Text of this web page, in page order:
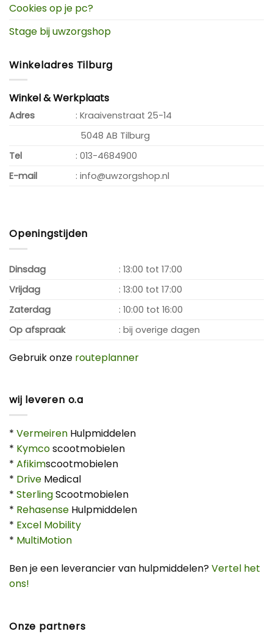
Cookies op je pc?
Stage bij uwzorgshop
Winkeladres Tilburg
Winkel & Werkplaats
Adres
: Kraaivenstraat 25-14
5048 AB Tilburg
Tel
: 013-4684900
E-mail
: info@uwzorgshop.nl
Openingstijden
Dinsdag
: 13:00 tot 17:00
Vrijdag
: 13:00 tot 17:00
Zaterdag
: 10:00 tot 16:00
Op afspraak
: bij overige dagen
Gebruik onze routeplanner
wij leveren o.a
* Vermeiren Hulpmiddelen
* Kymcoscootmobielen
* Afikimscootmobielen
* Drive Medical
* SterlingScootmobielen
* Rehasense Hulpmiddelen
* Excel Mobility
* MultiMotion
Ben je een leverancier van hulpmiddelen?Vertel het
ons!
Onze partners